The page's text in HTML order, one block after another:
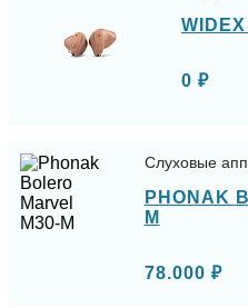
0 ₽
Слуховые
PHONAK
M
78.000 ₽